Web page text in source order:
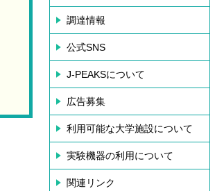
調達情報
公式SNS
J-PEAKSについて
広告募集
利用可能な大学施設について
実験機器の利用について
関連リンク